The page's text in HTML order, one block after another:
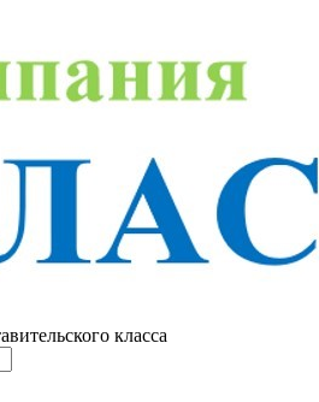
класса